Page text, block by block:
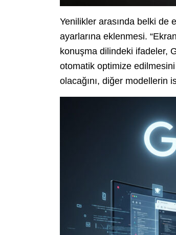
Yenilikler arasında belki de
ayarlarına eklenmesi.
konuşma dilindeki ifadeler,
otomatik optimize
olacağını, diğer modellerin